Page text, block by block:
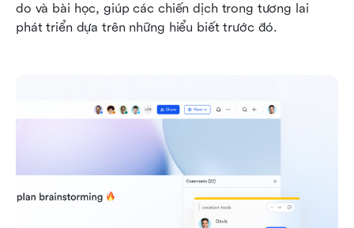
do và bài học, giúp các chiến dịch trong tương lai
phát triển dựa trên những hiểu biết trước đó.